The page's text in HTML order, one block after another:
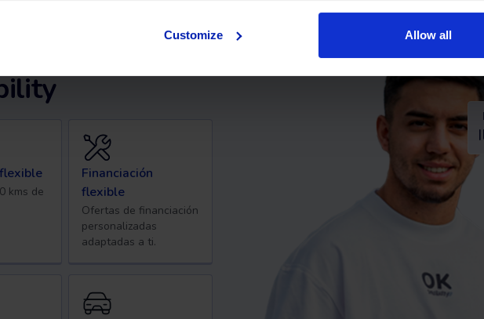
Customize Allow all
un coche con
de
kms de
Financiación
flexible
Ofertas de financiación
personalizadas
adaptadas a ti.